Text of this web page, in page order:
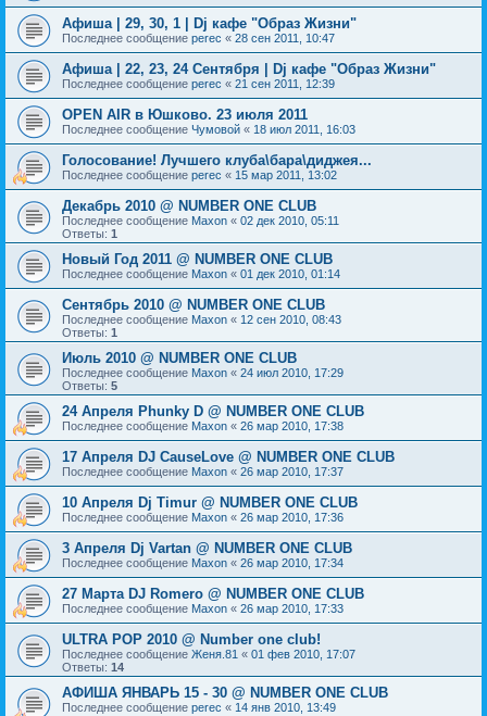
Афиша | 29, 30, 1 | Dj кафе "Образ Жизни"
Последнее сообщение perec « 28 сен 2011, 10:47
Афиша | 22, 23, 24 Сентября | Dj кафе "Образ Жизни"
Последнее сообщение perec « 21 сен 2011, 12:39
OPEN AIR в Юшково. 23 июля 2011
Последнее сообщение Чумовой « 18 июл 2011, 16:03
Голосование! Лучшего клуба\бара\диджея...
Последнее сообщение perec « 15 мар 2011, 13:02
Декабрь 2010 @ NUMBER ONE CLUB
Последнее сообщение Maxon « 02 дек 2010, 05:11
Ответы: 1
Новый Год 2011 @ NUMBER ONE CLUB
Последнее сообщение Maxon « 01 дек 2010, 01:14
Сентябрь 2010 @ NUMBER ONE CLUB
Последнее сообщение Maxon « 12 сен 2010, 08:43
Ответы: 1
Июль 2010 @ NUMBER ONE CLUB
Последнее сообщение Maxon « 24 июл 2010, 17:29
Ответы: 5
24 Апреля Phunky D @ NUMBER ONE CLUB
Последнее сообщение Maxon « 26 мар 2010, 17:38
17 Апреля DJ CauseLove @ NUMBER ONE CLUB
Последнее сообщение Maxon « 26 мар 2010, 17:37
10 Апреля Dj Timur @ NUMBER ONE CLUB
Последнее сообщение Maxon « 26 мар 2010, 17:36
3 Апреля Dj Vartan @ NUMBER ONE CLUB
Последнее сообщение Maxon « 26 мар 2010, 17:34
27 Марта DJ Romero @ NUMBER ONE CLUB
Последнее сообщение Maxon « 26 мар 2010, 17:33
ULTRA POP 2010 @ Number one club!
Последнее сообщение Женя.81 « 01 фев 2010, 17:07
Ответы: 14
АФИША ЯНВАРЬ 15 - 30 @ NUMBER ONE CLUB
Последнее сообщение perec « 14 янв 2010, 13:49